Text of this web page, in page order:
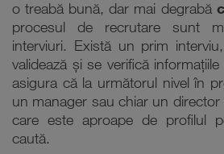
o treabă bună, dar mai degrabă
procesul de recrutare sunt
interviuri. Există un prim
validează și se verifică
asigura că la următorul nivel în
un manager sau chiar un
care este aproape de profilul
caută.